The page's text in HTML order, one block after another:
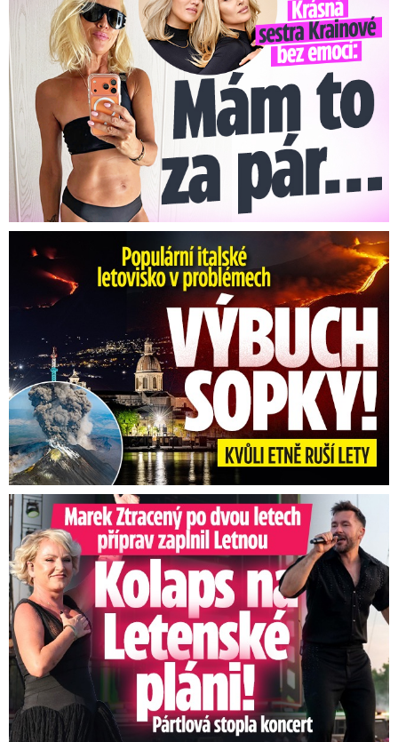
Erupce sicilské sopky Etny: Ruší desítky letů
Marek Ztracený na Letné: Pártlová stopla koncert